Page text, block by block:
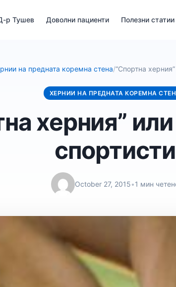
р Тушев Доволни пациенти Полезни статии
на предната коремна стена/“Спортна
ХЕРНИИ НА ПРЕДНАТА КОРЕМНА
херния”
спортисти
October 27, 2015•1 мин